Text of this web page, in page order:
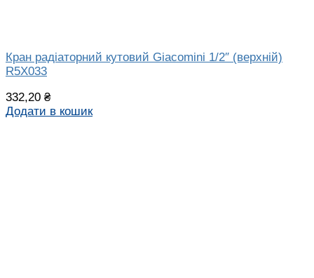
Кран радіаторний кутовий Giacomini 1/2″ (верхній)
R5X033
332,20 ₴
Додати в кошик